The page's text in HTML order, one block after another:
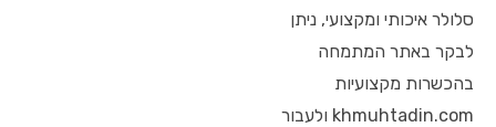
סלולר איכותי ומקצועי, ניתן
לבקר באתר המתמחה
בהכשרות מקצועיות
khmuhtadin.com ולעבור